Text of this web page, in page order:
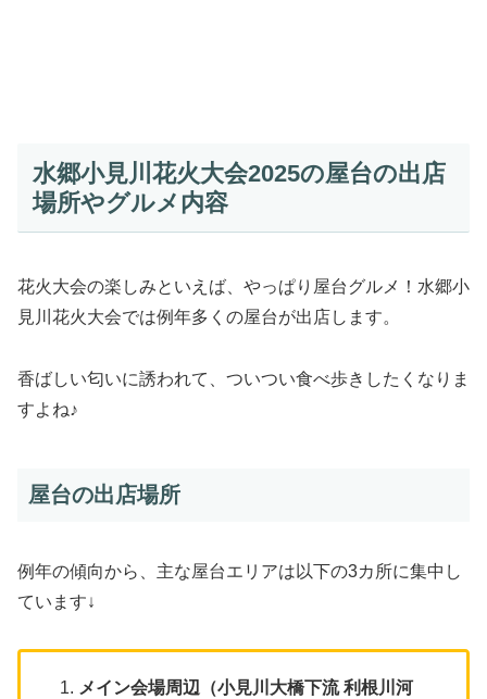
水郷小見川花火大会2025の屋台の出店
場所やグルメ内容
花火大会の楽しみといえば、やっぱり屋台グルメ！水郷小
見川花火大会では例年多くの屋台が出店します。
香ばしい匂いに誘われて、ついつい食べ歩きしたくなりま
すよね♪
屋台の出店場所
例年の傾向から、主な屋台エリアは以下の3カ所に集中し
ています↓
メイン会場周辺（小見川大橋下流 利根川河